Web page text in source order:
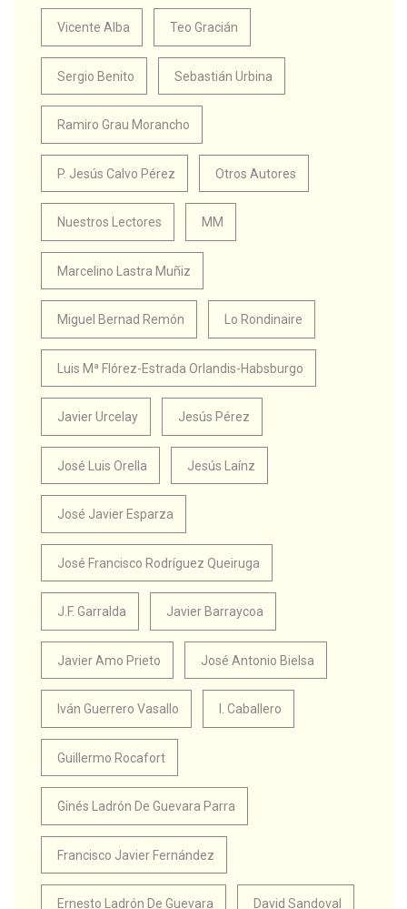
Vicente Alba Teo Gracián
Sergio Benito Sebastián Urbina
Ramiro Grau Morancho
P. Jesús Calvo Pérez Otros Autores
Nuestros Lectores MM
Marcelino Lastra Muñiz
Miguel Bernad Remón Lo Rondinaire
Luis Mª Flórez-Estrada Orlandis-Habsburgo
Javier Urcelay Jesús Pérez
José Luis Orella Jesús Laínz
José Javier Esparza
José Francisco Rodríguez Queiruga
J.F. Garralda Javier Barraycoa
Javier Amo Prieto José Antonio Bielsa
Iván Guerrero Vasallo I. Caballero
Guillermo Rocafort
Ginés Ladrón De Guevara Parra
Francisco Javier Fernández
Ernesto Ladrón De Guevara David Sandoval